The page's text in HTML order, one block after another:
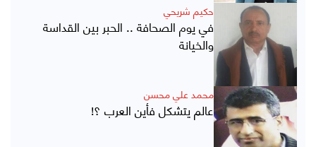
حكيم شريحي
في يوم الصحافة .. الحبر بين القداسة
والخيانة
محمد علي محسن
عالم يتشكل فأين العرب ؟!